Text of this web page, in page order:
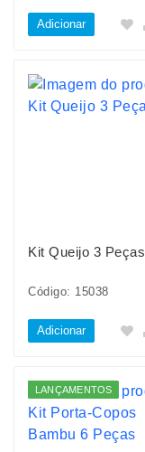
Adicionar
Kit Queijo 3 Peças
Código: 15038
Adicionar
LANÇAMENTOS